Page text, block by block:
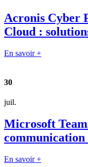
Acronis Cyber
Cloud :
En savoir +
30
juil.
Microsoft
En savoir +